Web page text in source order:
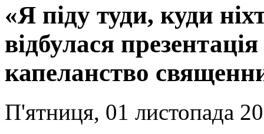
«Я піду туди, куди
відбулася
капеланство
П'ятниця, 01 листопада